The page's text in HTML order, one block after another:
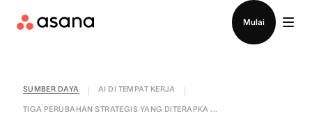
Mulai
SUMBER DAYA AI DI TEMPAT KERJA
TIGA PERUBAHAN STRATEGIS YANG DITERAPKA ...